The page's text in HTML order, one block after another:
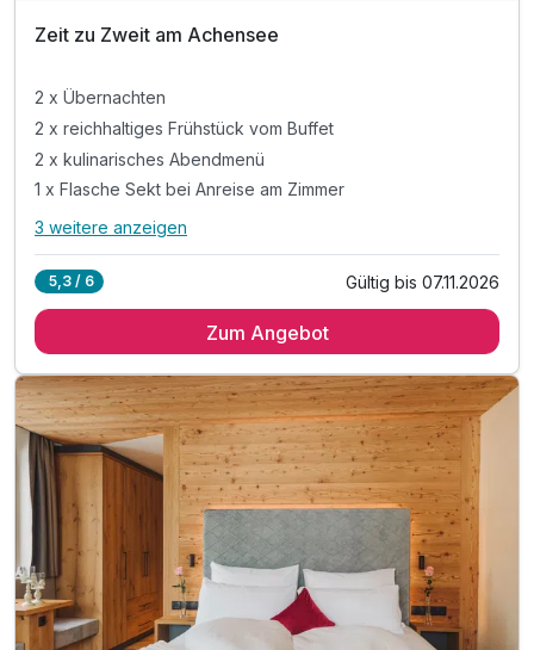
Zeit zu Zweit am Achensee
2 x Übernachten
2 x reichhaltiges Frühstück vom Buffet
2 x kulinarisches Abendmenü
1 x Flasche Sekt bei Anreise am Zimmer
Alle Inklusivleistungen
2 x reichhaltiges Frühstück vom Buffet
1 x Flasche Sekt bei Anreise am Zimmer
inkl. Achensee Gästekarte
inkl. Early Check In
inkl. Late Check out
3 weitere anzeigen
5,3 / 6 Gültig bis 07.11.2026
Zum Angebot